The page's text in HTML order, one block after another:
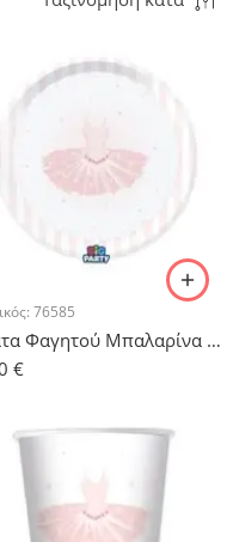
76585
Πιάτα Φαγητού Μπαλαρίνα – 6 τμχ.
€